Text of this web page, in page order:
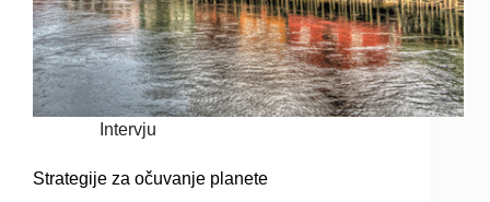
Intervju
Strategije za očuvanje planete